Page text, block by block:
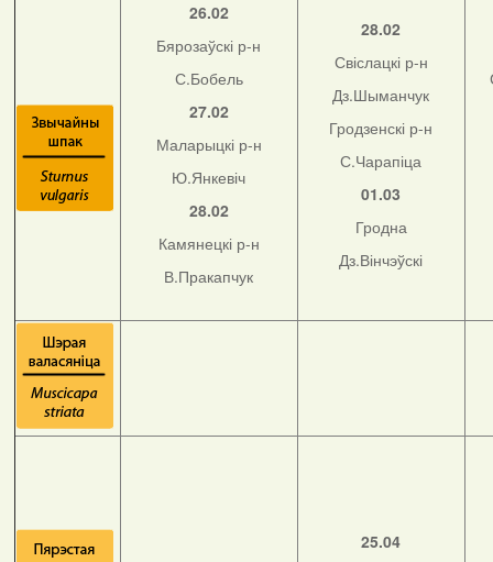
26.02
Бярозаўскі р-н
С.Бобель
27.02
Маларыцкі р-н
Ю.Янкевіч
28.02
Камянецкі р-н
В.Пракапчук
28.02
Свіслацкі р-н
Дз.Шыманчук
Гродзенскі р-н
С.Чарапіца
01.03
Гродна
Дз.Вінчэўскі
25.04